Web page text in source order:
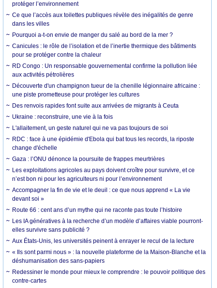
protéger l’environnement
Ce que l’accès aux toilettes publiques révèle des inégalités de genre
dans les villes
Pourquoi a-t-on envie de manger du salé au bord de la mer ?
Canicules : le rôle de l’isolation et de l’inertie thermique des bâtiments
pour se protéger contre la chaleur
RD Congo : Un responsable gouvernemental confirme la pollution liée
aux activités pétrolières
Découverte d'un champignon tueur de la chenille légionnaire africaine :
une piste prometteuse pour protéger les cultures
Des renvois rapides font suite aux arrivées de migrants à Ceuta
Ukraine : reconstruire, une vie à la fois
L'allaitement, un geste naturel qui ne va pas toujours de soi
RDC : face à une épidémie d'Ebola qui bat tous les records, la riposte
change d'échelle
Gaza : l’ONU dénonce la poursuite de frappes meurtrières
Les exploitations agricoles au pays doivent croître pour survivre, et ce
n’est bon ni pour les agriculteurs ni pour l’environnement
Accompagner la fin de vie et le deuil : ce que nous apprend « La vie
devant soi »
Route 66 : cent ans d’un mythe qui ne raconte pas toute l’histoire
Les IA génératives à la recherche d’un modèle d’affaires viable pourront-
elles survivre sans publicité ?
Aux États-Unis, les universités peinent à enrayer le recul de la lecture
« Ils sont parmi nous » : la nouvelle plateforme de la Maison-Blanche et la
déshumanisation des sans-papiers
Redessiner le monde pour mieux le comprendre : le pouvoir politique des
contre-cartes